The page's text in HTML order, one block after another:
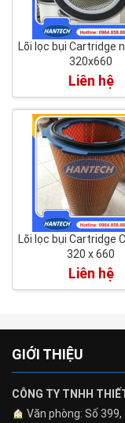
Lõi lọc bụi Cartridge
320x660
Liên hệ
Lõi lọc bụi Cartridge
320 x 660
Liên hệ
GIỚI THIỆU
CÔNG TY TNHH
Văn phòng: Số